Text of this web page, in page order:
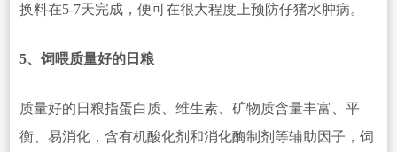
换料在5-7天完成，便可在很大程度上预防仔猪水肿病。
5、饲喂质量好的日粮
质量好的日粮指蛋白质、维生素、矿物质含量丰富、平
衡、易消化，含有机酸化剂和消化酶制剂等辅助因子，饲